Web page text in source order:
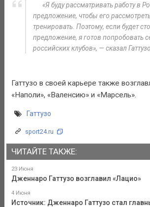
«Я буду рассматривать работу в
предложение, чтобы его
тренировать. Поэтому, если будет
предложение, я готов попробовать
российских клубов», — сказал Гаттузо.
Гаттузо в своей карьере также
«Наполи», «Валенсию» и «Марсель».
Гаттузо
sport24.ru
ЧИТАЙТЕ ТАКЖЕ:
23 Июня
Дженнаро Гаттузо возглавил «Лацио»
4 Июня
Источник: Дженнаро Гаттузо стал